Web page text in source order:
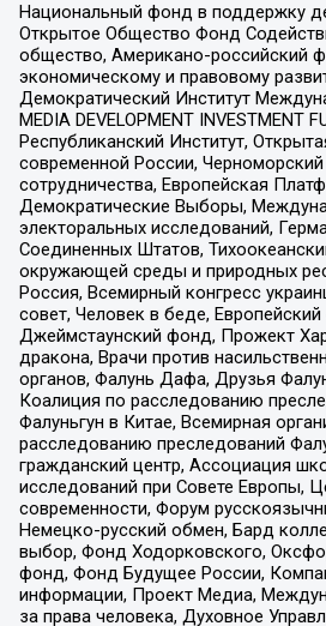
Национальный фонд в поддержку
Открытое Общество Фонд
общество, Американо-российский
экономическому и правовому
Демократический Институт
MEDIA DEVELOPMENT INVESTMENT
Республиканский Институт,
современной России,
сотрудничества, Европейская
Демократические Выборы,
электоральных исследований,
Соединенных Штатов,
окружающей среды и природных
Россия, Всемирный конгресс
совет, Человек в беде,
Джеймстаунский фонд, Прожект
дракона, Врачи против
органов, Фалунь Дафа, Друзья
Коалиция по расследованию
Фалуньгун в Китае, Всемирная
расследованию преследований
гражданский центр, Ассоциация
исследований при Совете Европы,
современности, Форум
Немецко-русский обмен, Бард
выбор, Фонд Ходорковского,
фонд, Фонд Будущее России,
информации, Проект Медиа,
за права человека, Духовное